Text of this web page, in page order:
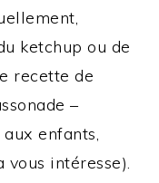
ketchup ou de
recette de
–
enfants,
intéresse).